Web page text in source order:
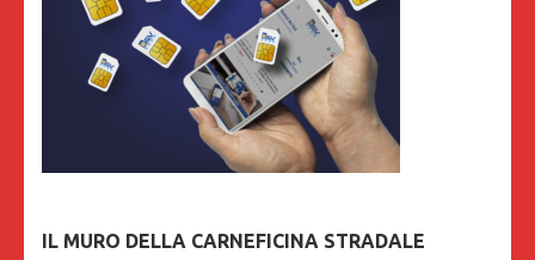
IL MURO DELLA CARNEFICINA STRADALE